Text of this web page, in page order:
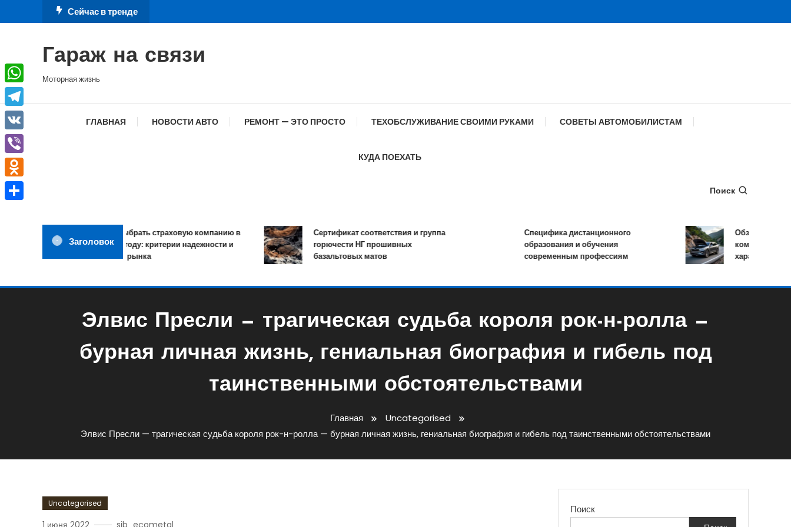
к
Сейчас в тренде
Гараж на связи
Моторная жизнь
ГЛАВНАЯ НОВОСТИ АВТО РЕМОНТ — ЭТО ПРОСТО ТЕХОБСЛУЖИВАНИЕ СВОИМИ РУКАМИ СОВЕТЫ АВТОМОБИЛИСТАМ
КУДА ПОЕХАТЬ
Поиск
Заголовок
Как выбрать страховую компанию в
2026 году: критерии надежности и
обзор рынка
Сертификат соответствия и группа
горючести НГ прошивных
базальтовых матов
Специфика дистанционного
образования и обучения
современным профессиям
Обзор TANK 500:
комплектации и
характеристики
Элвис Пресли — трагическая судьба короля рок-н-ролла —
бурная личная жизнь, гениальная биография и гибель под
таинственными обстоятельствами
Главная
Uncategorised
Элвис Пресли — трагическая судьба короля рок-н-ролла — бурная личная жизнь, гениальная биография и гибель под таинственными обстоятельствами
Uncategorised
1 июня 2022 sib_ecometal
Поиск
WhatsApp
Telegram
VK
Viber
Odnoklassniki